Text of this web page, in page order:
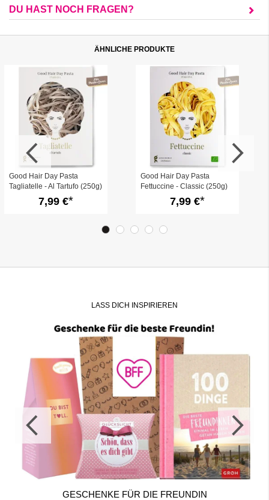
DU HAST NOCH FRAGEN?
ÄHNLICHE PRODUKTE
Good Hair Day Pasta
Tagliatelle - Al Tartufo (250g)
7,99 €
Good Hair Day Pasta
Fettuccine - Classic (250g)
7,99 €
LASS DICH INSPIRIEREN
GESCHENKE FÜR DIE FREUNDIN